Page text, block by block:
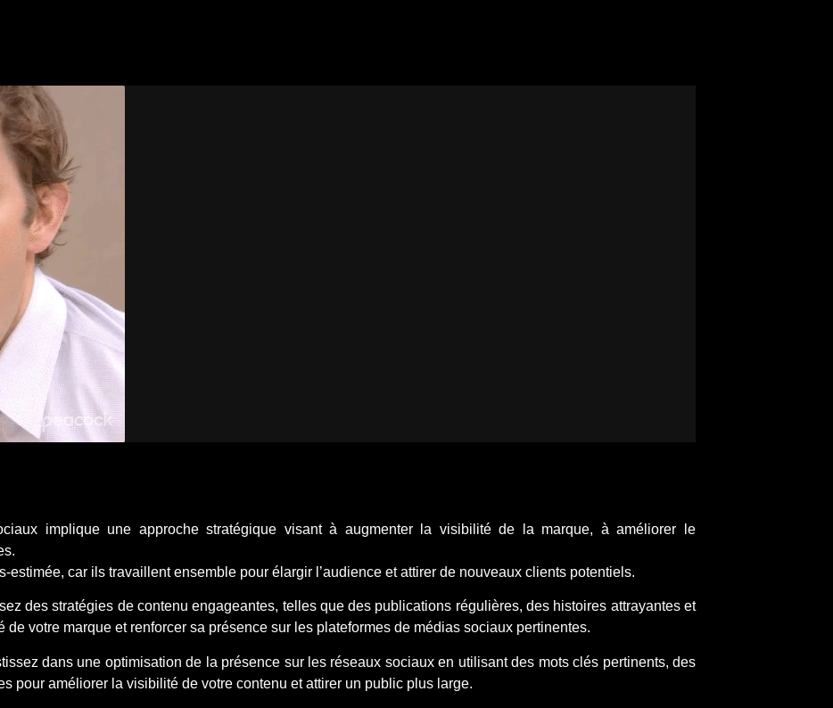
implique une approche stratégique visant à augmenter la visibilité de la marque, à améliorer le
estimée, car ils travaillent ensemble pour élargir l’audience et attirer de nouveaux clients potentiels.
des stratégies de contenu engageantes, telles que des publications régulières, des histoires attrayantes et
votre marque et renforcer sa présence sur les plateformes de médias sociaux pertinentes.
dans une optimisation de la présence sur les réseaux sociaux en utilisant des mots clés pertinents, des
pour améliorer la visibilité de votre contenu et attirer un public plus large.